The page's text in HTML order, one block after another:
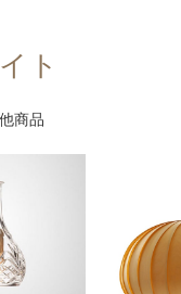
ト
商品